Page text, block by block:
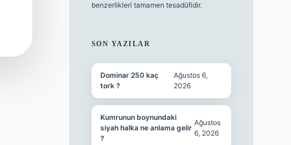
benzerlikleri tamamen tesadüfidir.
SON YAZILAR
Dominar 250 kaç
tork ?
Ağustos 6,
2026
Kumrunun boynundaki
siyah halka ne anlama gelir
?
Ağustos
6, 2026